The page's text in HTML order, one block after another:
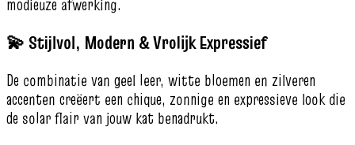
modieuze afwerking.
💫 Stijlvol, Modern & Vrolijk Expressief
De combinatie van geel leer, witte bloemen en zilveren
accenten creëert een chique, zonnige en expressieve look die
de solar flair van jouw kat benadrukt.